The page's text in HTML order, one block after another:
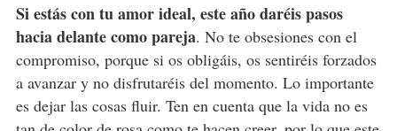
Si estás con tu amor ideal, este año daréis pasos
hacia delante como pareja. No te obsesiones con el
compromiso, porque si os obligáis, os sentiréis forzados
a avanzar y no disfrutaréis del momento. Lo importante
es dejar las cosas fluir. Ten en cuenta que la vida no es